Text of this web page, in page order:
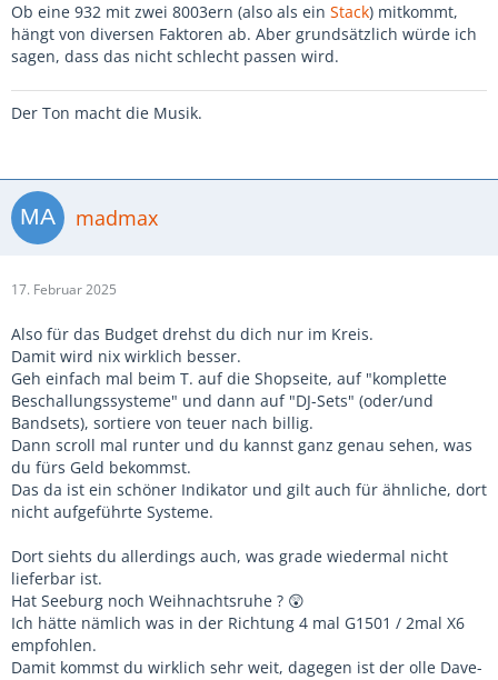
Ob eine 932 mit zwei 8003ern (also als ein Stack) mitkommt,
hängt von diversen Faktoren ab. Aber grundsätzlich würde ich
sagen, dass das nicht schlecht passen wird.
Der Ton macht die Musik.
madmax
17. Februar 2025
Also für das Budget drehst du dich nur im Kreis.
Damit wird nix wirklich besser.
Geh einfach mal beim T. auf die Shopseite, auf "komplette
Beschallungssysteme" und dann auf "DJ-Sets" (oder/und
Bandsets), sortiere von teuer nach billig.
Dann scroll mal runter und du kannst ganz genau sehen, was
du fürs Geld bekommst.
Das da ist ein schöner Indikator und gilt auch für ähnliche, dort
nicht aufgeführte Systeme.
Dort siehts du allerdings auch, was grade wiedermal nicht
lieferbar ist.
Hat Seeburg noch Weihnachtsruhe ? 😲
Ich hätte nämlich was in der Richtung 4 mal G1501 / 2mal X6
empfohlen.
Damit kommst du wirklich sehr weit, dagegen ist der olle Dave-